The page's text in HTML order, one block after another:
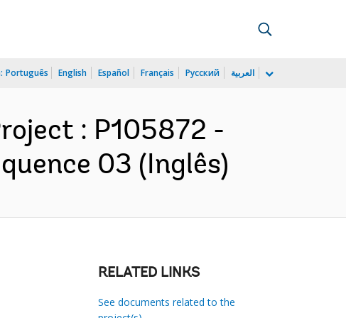
Português English Español Français Русский العربية
: P105872 -
03 (Inglês)
RELATED LINKS
See documents related to the